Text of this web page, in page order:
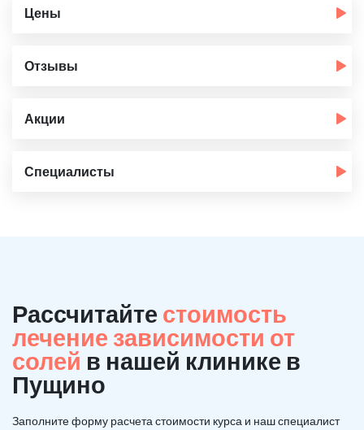
Цены
Отзывы
Акции
Специалисты
Рассчитайте стоимость
лечение зависимости от
солей в нашей клинике в
Пущино
Заполните форму расчета стоимости курса и наш специалист